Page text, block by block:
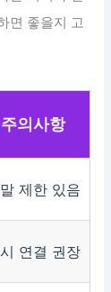
면 좋을지 고
주의사항
제한 있음
연결 권장